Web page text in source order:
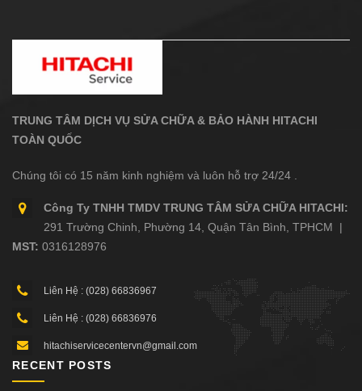
TRUNG TÂM DỊCH VỤ SỬA CHỮA & BẢO HÀNH HITACHI
TOÀN QUỐC
Chúng tôi có 15 năm kinh nghiệm và luôn hỗ trợ 24/24 .
Công Ty TNHH TMDV TRUNG TÂM SỬA CHỮA HITACHI:
291 Trường Chinh, Phường 14, Quận Tân Bình, TPHCM |
MST: 0316128976
Liên Hệ : (028) 66836967
Liên Hệ : (028) 66836976
hitachiservicecentervn@gmail.com
RECENT POSTS